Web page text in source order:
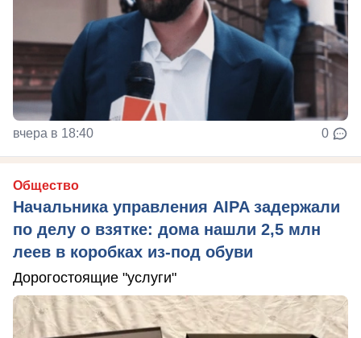
вчера в 18:40 0
Общество
Начальника управления AIPA задержали
по делу о взятке: дома нашли 2,5 млн
леев в коробках из-под обуви
Дорогостоящие "услуги"